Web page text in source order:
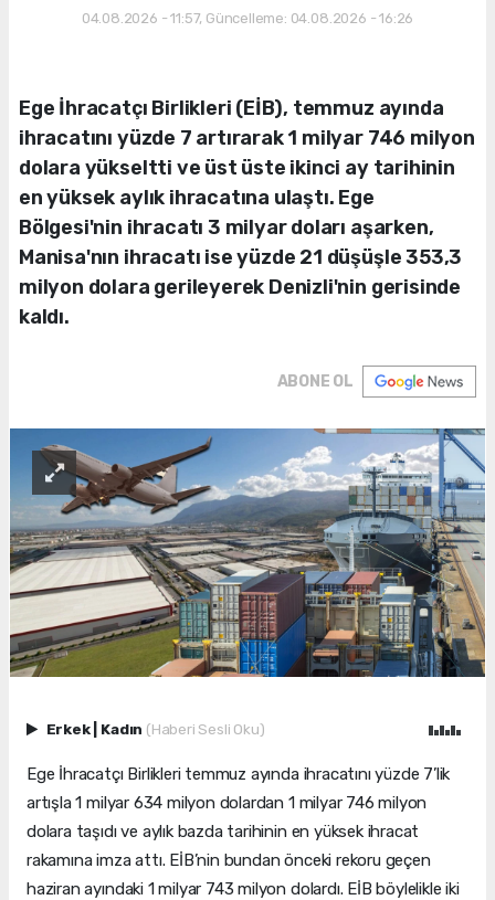
04.08.2026 - 11:57, Güncelleme: 04.08.2026 - 16:26
Ege İhracatçı Birlikleri (EİB), temmuz ayında
ihracatını yüzde 7 artırarak 1 milyar 746 milyon
dolara yükseltti ve üst üste ikinci ay tarihinin
en yüksek aylık ihracatına ulaştı. Ege
Bölgesi'nin ihracatı 3 milyar doları aşarken,
Manisa'nın ihracatı ise yüzde 21 düşüşle 353,3
milyon dolara gerileyerek Denizli'nin gerisinde
kaldı.
ABONE OL
Erkek Kadın (Haberi Sesli Oku)
Ege İhracatçı Birlikleri temmuz ayında ihracatını yüzde 7’lik
artışla 1 milyar 634 milyon dolardan 1 milyar 746 milyon
dolara taşıdı ve aylık bazda tarihinin en yüksek ihracat
rakamına imza attı. EİB’nin bundan önceki rekoru geçen
haziran ayındaki 1 milyar 743 milyon dolardı. EİB böylelikle iki